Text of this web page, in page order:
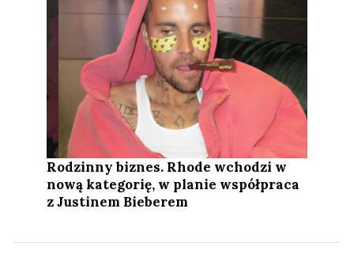
Rodzinny biznes. Rhode wchodzi w
nową kategorię, w planie współpraca
z Justinem Bieberem